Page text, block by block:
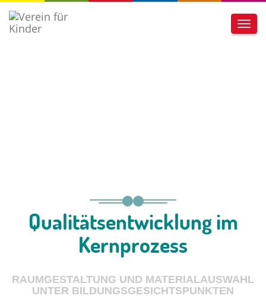
Qualitätsentwicklung im
Kernprozess
RAUMGESTALTUNG UND MATERIALAUSWAHL
UNTER BILDUNGSGESICHTSPUNKTEN